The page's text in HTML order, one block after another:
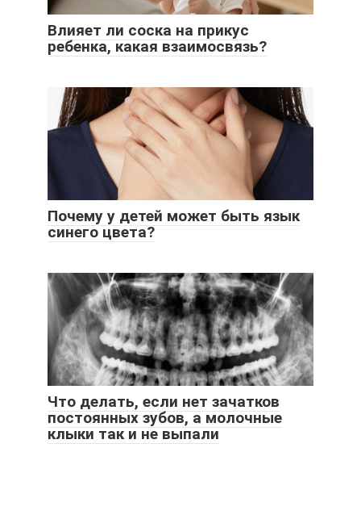
Влияет ли соска на прикус
ребенка, какая взаимосвязь?
Почему у детей может быть язык
синего цвета?
Что делать, если нет зачатков
постоянных зубов, а молочные
клыки так и не выпали